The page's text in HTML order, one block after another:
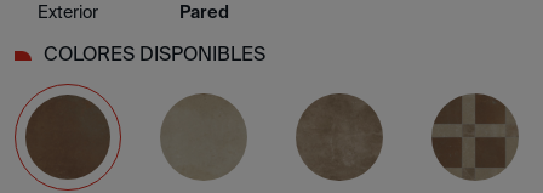
Exterior
Pared
COLORES DISPONIBLES